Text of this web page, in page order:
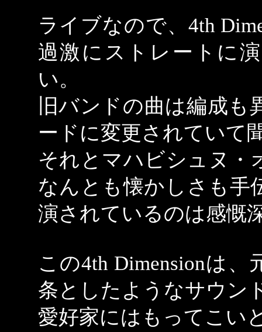
ライブなので、4th
過激にストレートに
い。
旧バンドの曲は編成
ードに変更されていて
それとマハビシュヌ・
なんとも懐かしさも手
演されているのは感慨
この4th Dimensionは
条としたようなサウン
愛好家にはもってこい